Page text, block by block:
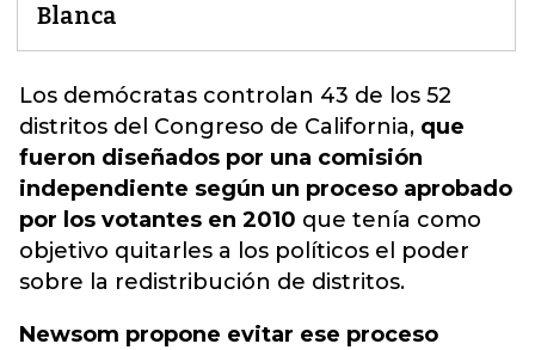
Blanca
Los demócratas controlan 43 de los 52
distritos del Congreso de California, que
fueron diseñados por una comisión
independiente según un proceso aprobado
por los votantes en 2010 que tenía como
objetivo quitarles a los políticos el poder
sobre la redistribución de distritos.
Newsom propone evitar ese proceso